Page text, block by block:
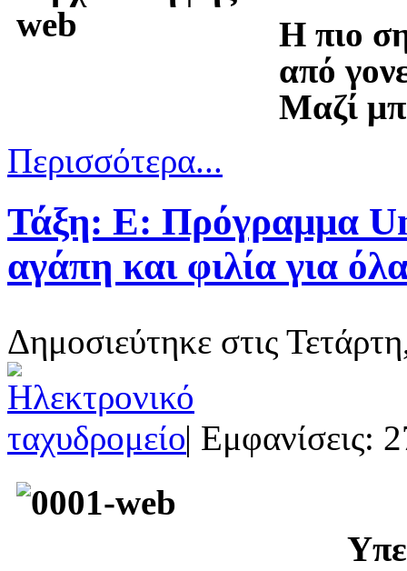
Η πιο
από
Μαζί
Περισσότερα...
Τάξη: Ε: Πρόγραμμα
αγάπη και φιλία για
Δημοσιεύτηκε στις
| Εμφανίσεις: